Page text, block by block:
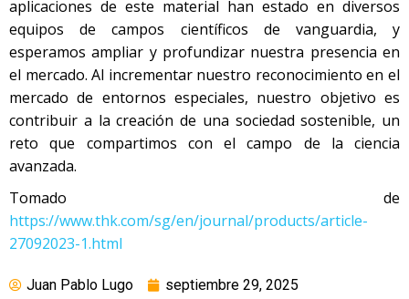
aplicaciones de este material han estado en diversos
equipos de campos científicos de vanguardia, y
esperamos ampliar y profundizar nuestra presencia en
el mercado. Al incrementar nuestro reconocimiento en el
mercado de entornos especiales, nuestro objetivo es
contribuir a la creación de una sociedad sostenible, un
reto que compartimos con el campo de la ciencia
avanzada.
Tomado de
https://www.thk.com/sg/en/journal/products/article-
27092023-1.html
Juan Pablo Lugo
septiembre 29, 2025